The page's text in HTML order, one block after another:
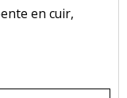
en cuir,